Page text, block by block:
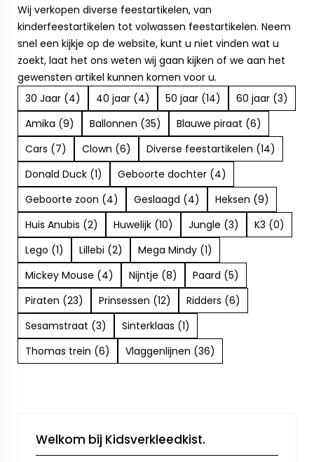
Wij verkopen diverse feestartikelen, van
kinderfeestartikelen tot volwassen feestartikelen. Neem
snel een kijkje op de website, kunt u niet vinden wat u
zoekt, laat het ons weten wij gaan kijken of we aan het
gewensten artikel kunnen komen voor u.
30 Jaar (4)
40 jaar (4) 50 jaar (14)
60 jaar (3)
Amika (9)
Ballonnen (35)
Blauwe piraat (6)
Cars (7)
Clown (6)
Diverse feestartikelen (14)
Donald Duck (1)
Geboorte dochter (4)
Geboorte zoon (4)
Geslaagd (4)
Heksen (9)
Huis Anubis (2)
Huwelijk (10) Jungle (3)
K3 (0)
Lego (1)
Lillebi (2)
Mega Mindy (1)
Mickey Mouse (4)
Nijntje (8)
Paard (5)
Piraten (23)
Prinsessen (12)
Ridders (6)
Sesamstraat (3)
Sinterklaas (1)
Thomas trein (6)
Vlaggenlijnen (36)
Welkom bij Kidsverkleedkist.